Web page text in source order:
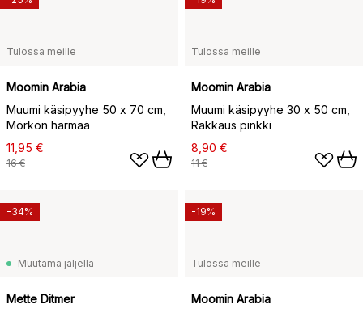
Tulossa meille
Moomin Arabia
Muumi käsipyyhe 50 x 70 cm,
Mörkön harmaa
11,95 €
16 €
Tulossa meille
Moomin Arabia
Muumi käsipyyhe 30 x 50 cm,
Rakkaus pinkki
8,90 €
11 €
Muutama jäljellä
Mette Ditmer
-34%
Tulossa meille
Moomin Arabia
-19%